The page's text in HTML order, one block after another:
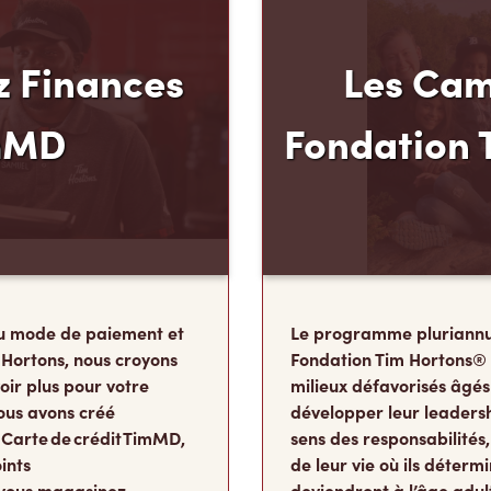
de paiement et
nous croyons
plus pour votre
Les
Le programme
Fondation Tim
milieux défavorisés